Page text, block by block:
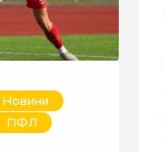
Новини
ПФЛ